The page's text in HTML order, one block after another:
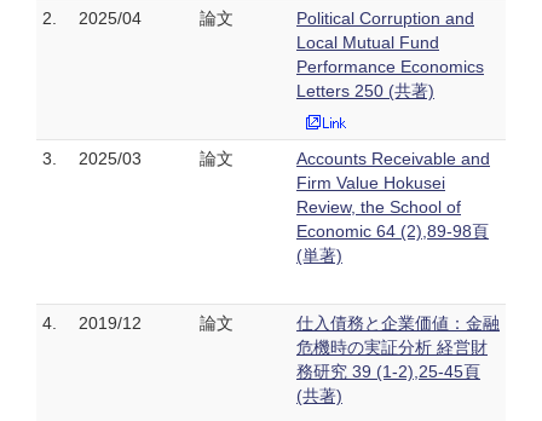
2. 2025/04 論文
Political Corruption and
Local Mutual Fund
Performance Economics
Letters 250 (共著)
3. 2025/03 論文
Accounts Receivable and
Firm Value Hokusei
Review, the School of
Economic 64 (2),89-98頁
(単著)
4. 2019/12 論文
仕入債務と企業価値：金融
危機時の実証分析 経営財
務研究 39 (1-2),25-45頁
(共著)